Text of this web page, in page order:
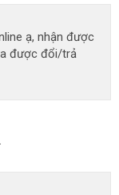
ạ, nhận được
được đổi/trả